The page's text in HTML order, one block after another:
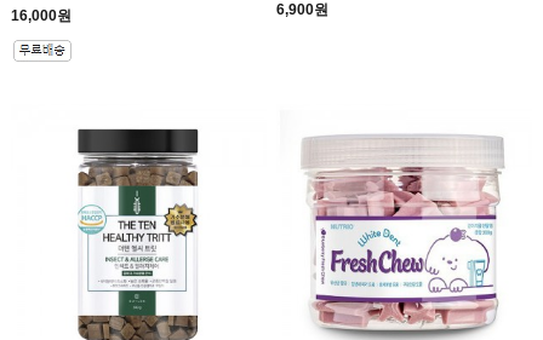
16,000원
6,900원